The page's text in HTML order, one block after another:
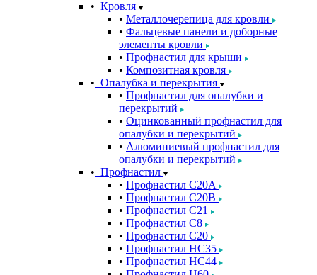
Кровля
Металлочерепица для кровли
Фальцевые панели и доборные
элементы кровли
Профнастил для крыши
Композитная кровля
Опалубка и перекрытия
Профнастил для опалубки и
перекрытий
Оцинкованный профнастил для
опалубки и перекрытий
Алюминиевый профнастил для
опалубки и перекрытий
Профнастил
Профнастил С20A
Профнастил С20B
Профнастил С21
Профнастил С8
Профнастил С20
Профнастил НС35
Профнастил НС44